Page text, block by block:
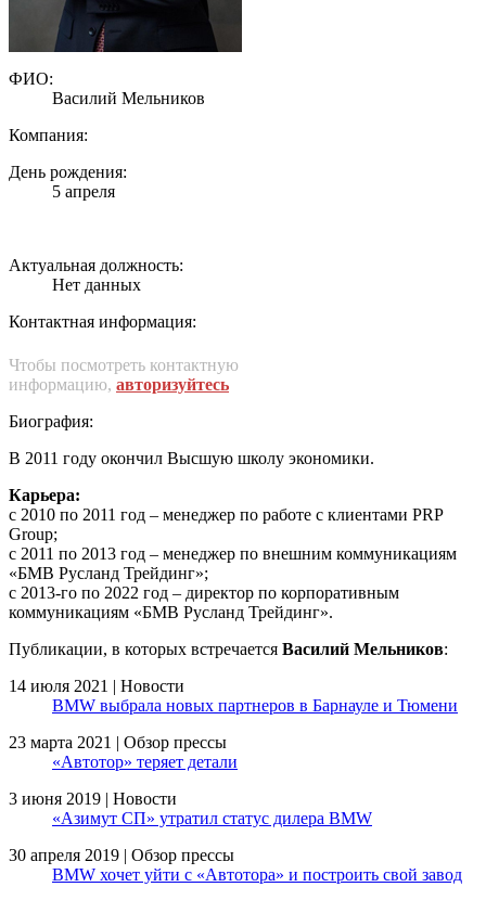
ФИО:
Василий Мельников
Компания:
День рождения:
5 апреля
Актуальная должность:
Нет данных
Контактная информация:
Чтобы посмотреть контактную
информацию, авторизуйтесь
Биография:
В 2011 году окончил Высшую школу экономики.
Карьера:
с 2010 по 2011 год – менеджер по работе с клиентами PRP
Group;
с 2011 по 2013 год – менеджер по внешним коммуникациям
«БМВ Русланд Трейдинг»;
с 2013-го по 2022 год – директор по корпоративным
коммуникациям «БМВ Русланд Трейдинг».
Публикации, в которых встречается Василий Мельников:
14 июля 2021 | Новости
BMW выбрала новых партнеров в Барнауле и Тюмени
23 марта 2021 | Обзор прессы
«Автотор» теряет детали
3 июня 2019 | Новости
«Азимут СП» утратил статус дилера BMW
30 апреля 2019 | Обзор прессы
BMW хочет уйти с «Автотора» и построить свой завод